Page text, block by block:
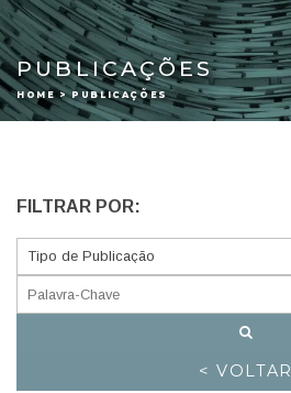
PUBLICAÇÕES
HOME > PUBLICAÇÕES
FILTRAR POR:
< VOLTAR